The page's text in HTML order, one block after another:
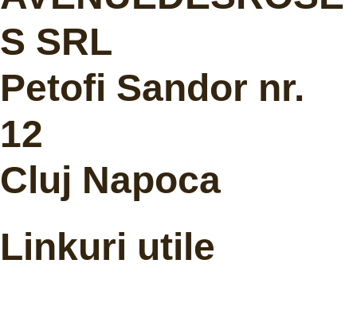
S SRL
Petofi Sandor nr.
12
Cluj Napoca
Linkuri utile